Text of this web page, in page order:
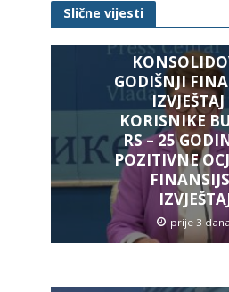
Slične vijesti
GODIŠNJI
KORISNIKE
RS – 25
POZITIVNE
prije 3